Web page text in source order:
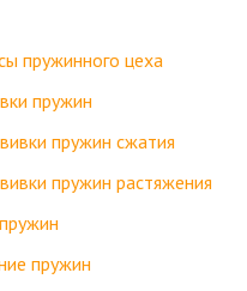
пружинного цеха
пружин
пружин сжатия
пружин растяжения
пружин